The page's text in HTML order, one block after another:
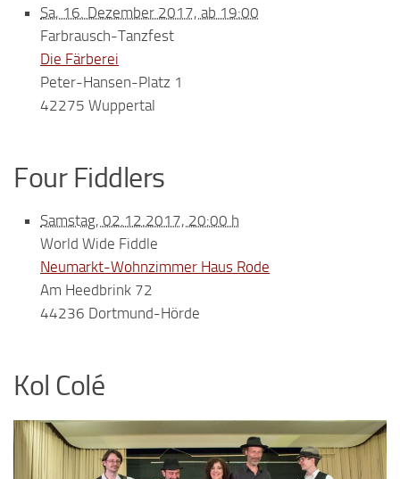
Sa, 16. Dezember 2017, ab 19:00
Farbrausch-Tanzfest
Die Färberei
Peter-Hansen-Platz 1
42275 Wuppertal
Four Fiddlers
Samstag, 02.12.2017, 20:00 h
World Wide Fiddle
Neumarkt-Wohnzimmer Haus Rode
Am Heedbrink 72
44236 Dortmund-Hörde
Kol Colé